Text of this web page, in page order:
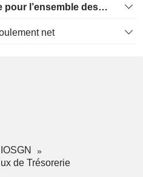
Flux de trésorerie libre pour l’ensemble des pourvoyeurs de fonds (créanciers et actionnaires) FCFF
net
de Trésorerie